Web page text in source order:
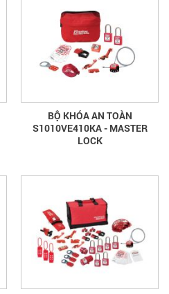
BỘ KHÓA AN TOÀN
S1010VE410KA - MASTER
LOCK